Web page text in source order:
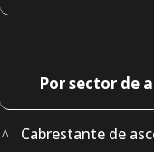
Por sector de
Cabrestante de